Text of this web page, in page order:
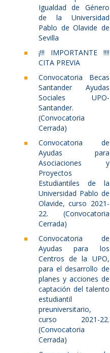
Igualdad de Género
de la Universidad
Pablo de Olavide de
Sevilla
¡!!! IMPORTANTE !!!!
CITA PREVIA
Convocatoria Becas
Santander Ayudas
Sociales UPO-
Santander.
(Convocatoria
Cerrada)
Convocatoria de
Ayudas para
Asociaciones y
Proyectos
Estudiantiles de la
Universidad Pablo de
Olavide, curso 2021-
22. (Convocatoria
Cerrada)
Convocatoria de
Ayudas para los
Centros de la UPO,
para el desarrollo de
planes y acciones de
captación del talento
estudiantil
preuniversitario,
curso 2021-22.
(Convocatoria
Cerrada)